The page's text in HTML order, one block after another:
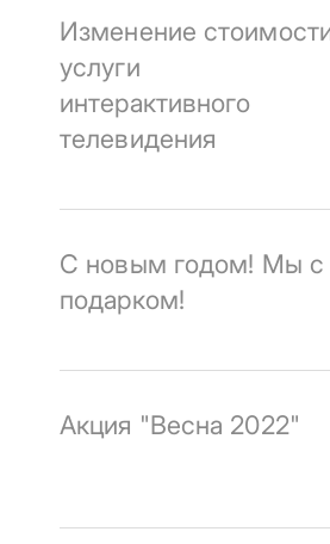
Изменение
услуги
интерактивного
телевидения
С новым годом! Мы с
подарком!
Акция "Весна 2022"